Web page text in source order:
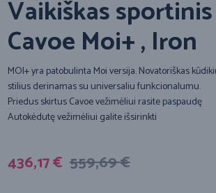
Vaikiškas
Cavoe Moi+ , Iron
MOI+ yra patobulinta Moi versija. Novatoriškas
stilius derinamas su universaliu funkcionalumu.
Priedus skirtus Cavoe vežimėliui rasite paspaudę
Autokėdutę vežimėliui galite išsirinkti
559,69€
436,17€